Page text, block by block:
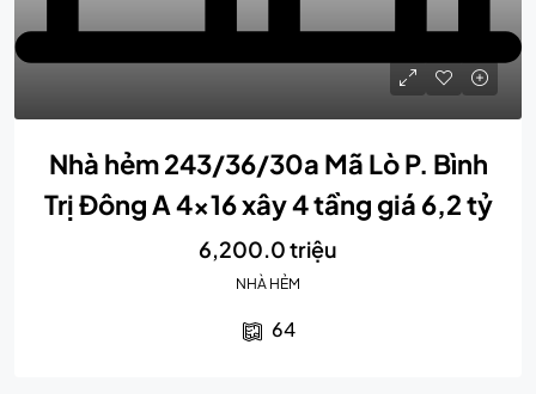
Nhà hẻm 243/36/30a Mã Lò P. Bình
Trị Đông A 4×16 xây 4 tầng giá 6,2 tỷ
6,200.0 triệu
NHÀ HẺM
64